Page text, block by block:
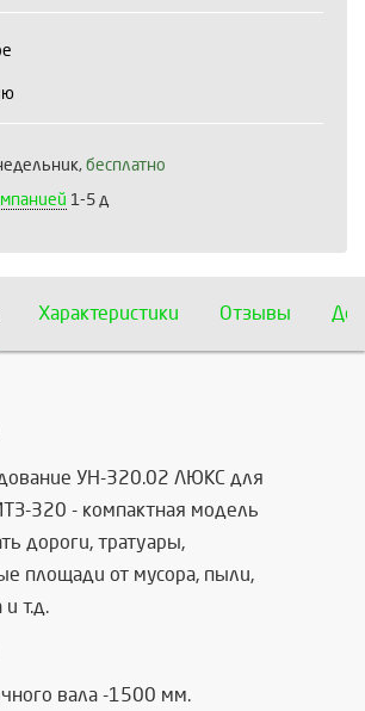
бесплатно
1-5 д
Характеристики Отзывы
УН-320.02 ЛЮКС для
320 - компактная модель
дороги, тратуары,
площади от мусора, пыли,
т.д.
вала -1500 мм.